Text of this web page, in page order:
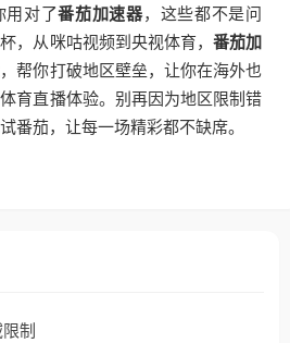
用对了番茄加速器，这些都不是问
，从咪咕视频到央视体育， 番茄加
帮你打破地区壁垒，让你在海外也
育直播体验。别再因为地区限制错
番茄，让每一场精彩都不缺席。
制